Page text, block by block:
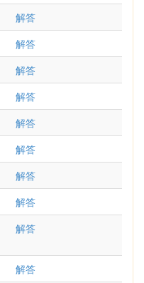
解答
解答
解答
解答
解答
解答
解答
解答
解答
解答